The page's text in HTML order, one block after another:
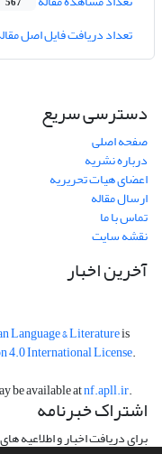
تعداد دریافت فایل اصل
دسترسی سریع
صفحه اصلی
درباره نشریه
اعضای هیات تحریریه
ارسال مقاله
تماس با ما
نقشه سایت
آخرین اخبار
Language & Literatureis
4.0 International License.
be available atnf.apll.ir.
اشتراک خبرنامه
برای دریافت اخبار و